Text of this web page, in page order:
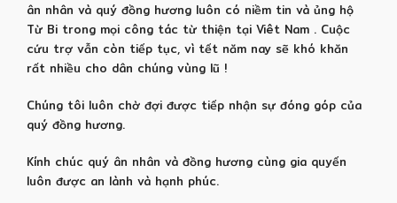
ân nhân và quý đồng hương luôn có niềm tin và ủng hộ
Từ Bi trong mọi công tác từ thiện tại Viêt Nam . Cuộc
cứu trợ vẫn còn tiếp tục, vì tết năm nay sẽ khó khăn
rất nhiều cho dân chúng vùng lũ !
Chúng tôi luôn chờ đợi được tiếp nhận sự đóng góp của
quý đồng hương.
Kính chúc quý ân nhân và đồng hương cùng gia quyến
luôn được an lành và hạnh phúc.